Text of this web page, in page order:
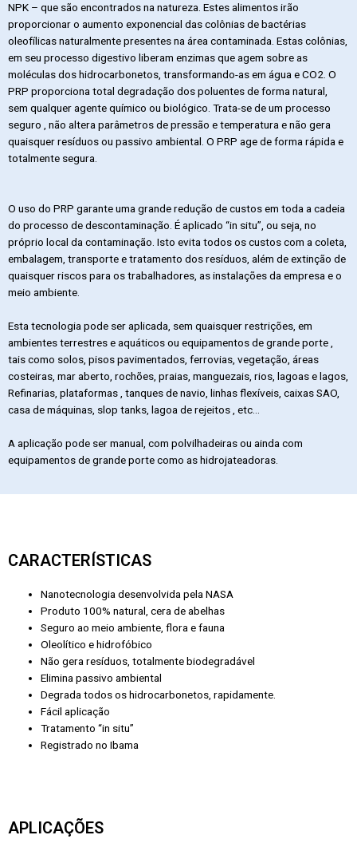
NPK – que são encontrados na natureza. Estes alimentos irão
proporcionar o aumento exponencial das colônias de bactérias
oleofílicas naturalmente presentes na área contaminada. Estas colônias,
em seu processo digestivo liberam enzimas que agem sobre as
moléculas dos hidrocarbonetos, transformando-as em água e CO2. O
PRP proporciona total degradação dos poluentes de forma natural,
sem qualquer agente químico ou biológico. Trata-se de um processo
seguro , não altera parâmetros de pressão e temperatura e não gera
quaisquer resíduos ou passivo ambiental. O PRP age de forma rápida e
totalmente segura.
O uso do PRP garante uma grande redução de custos em toda a cadeia
do processo de descontaminação. É aplicado “in situ”, ou seja, no
próprio local da contaminação. Isto evita todos os custos com a coleta,
embalagem, transporte e tratamento dos resíduos, além de extinção de
quaisquer riscos para os trabalhadores, as instalações da empresa e o
meio ambiente.
Esta tecnologia pode ser aplicada, sem quaisquer restrições, em
ambientes terrestres e aquáticos ou equipamentos de grande porte ,
tais como solos, pisos pavimentados, ferrovias, vegetação, áreas
costeiras, mar aberto, rochões, praias, manguezais, rios, lagoas e lagos,
Refinarias, plataformas , tanques de navio, linhas flexíveis, caixas SAO,
casa de máquinas, slop tanks, lagoa de rejeitos , etc…
A aplicação pode ser manual, com polvilhadeiras ou ainda com
equipamentos de grande porte como as hidrojateadoras.
CARACTERÍSTICAS
Nanotecnologia desenvolvida pela NASA
Produto 100% natural, cera de abelhas
Seguro ao meio ambiente, flora e fauna
Oleolítico e hidrofóbico
Não gera resíduos, totalmente biodegradável
Elimina passivo ambiental
Degrada todos os hidrocarbonetos, rapidamente.
Fácil aplicação
Tratamento “in situ”
Registrado no Ibama
APLICAÇÕES